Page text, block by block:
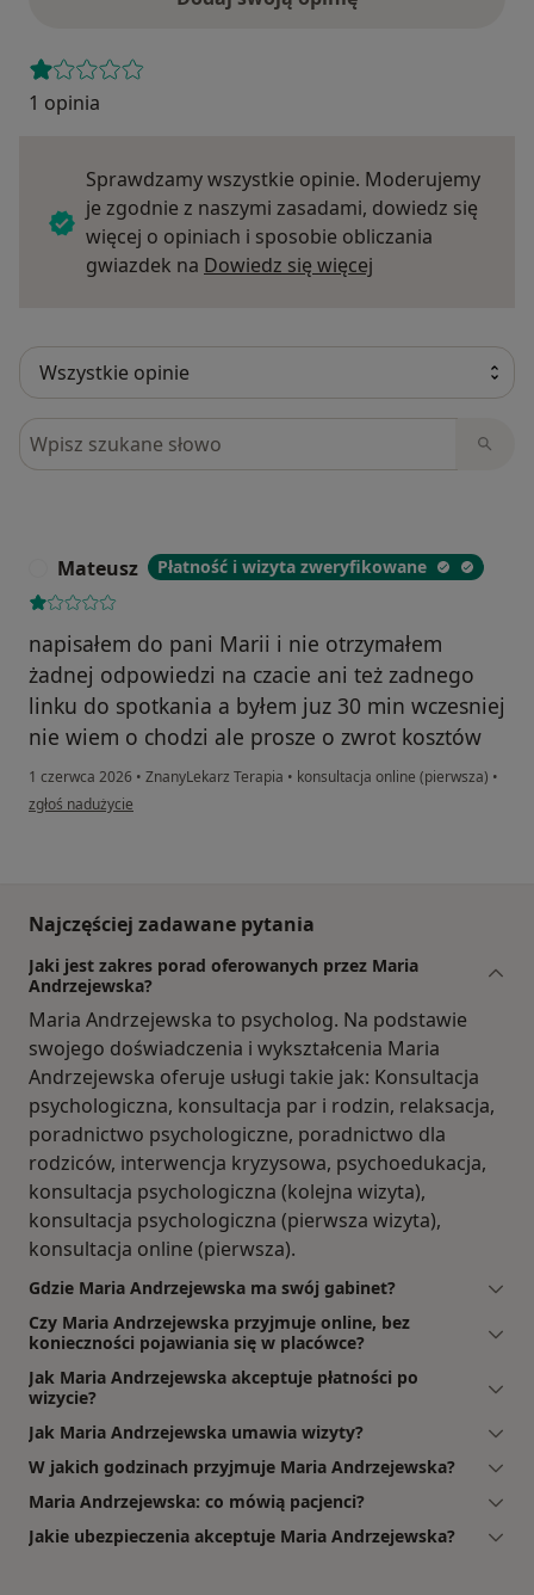
1 opinia
Sprawdzamy wszystkie opinie. Moderujemy
je zgodnie z naszymi zasadami, dowiedz się
więcej o opiniach i sposobie obliczania
gwiazdek na Dowiedz się więcej
Szukaj w opiniach
Mateusz Płatność i wizyta zweryfikowane
napisałem do pani Marii i nie otrzymałem
żadnej odpowiedzi na czacie ani też zadnego
linku do spotkania a byłem juz 30 min wczesniej
nie wiem o chodzi ale prosze o zwrot kosztów
1 czerwca 2026 • ZnanyLekarz Terapia • konsultacja online (pierwsza) •
w opinii użytkownika Mateusz
zgłoś nadużycie
Najczęściej zadawane pytania
Jaki jest zakres porad oferowanych przez Maria
Andrzejewska?
Maria Andrzejewska to psycholog. Na podstawie
swojego doświadczenia i wykształcenia Maria
Andrzejewska oferuje usługi takie jak: Konsultacja
psychologiczna, konsultacja par i rodzin, relaksacja,
poradnictwo psychologiczne, poradnictwo dla
rodziców, interwencja kryzysowa, psychoedukacja,
konsultacja psychologiczna (kolejna wizyta),
konsultacja psychologiczna (pierwsza wizyta),
konsultacja online (pierwsza).
Gdzie Maria Andrzejewska ma swój gabinet?
Czy Maria Andrzejewska przyjmuje online, bez
konieczności pojawiania się w placówce?
Jak Maria Andrzejewska akceptuje płatności po
wizycie?
Jak Maria Andrzejewska umawia wizyty?
W jakich godzinach przyjmuje Maria Andrzejewska?
Maria Andrzejewska: co mówią pacjenci?
Jakie ubezpieczenia akceptuje Maria Andrzejewska?